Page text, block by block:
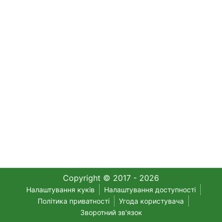
Copyright © 2017 - 2026
Налаштування куків
Налаштування доступності
Політика приватності
Угода користувача
Зворотний зв'язок